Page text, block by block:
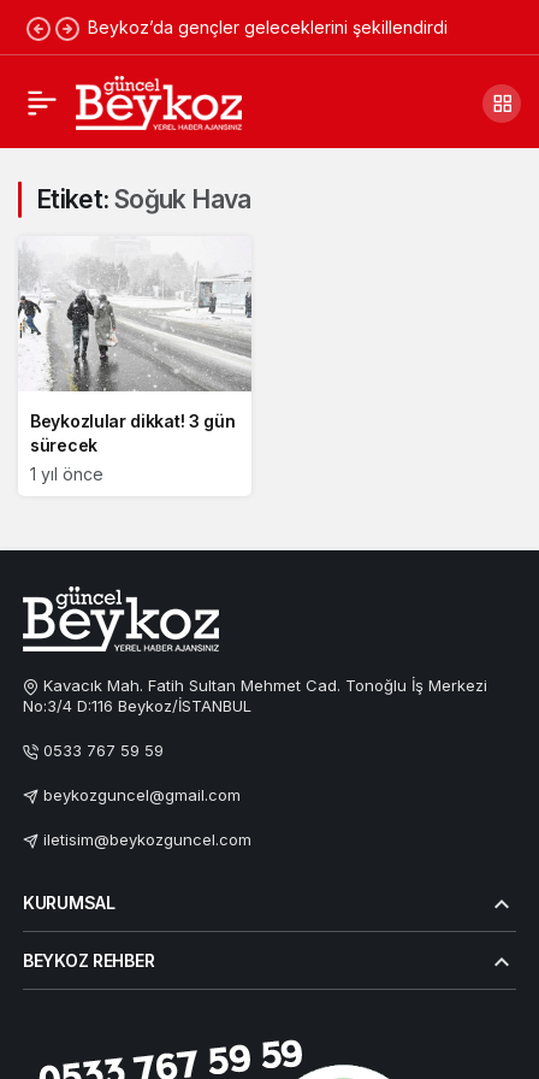
Beykoz’da gençler geleceklerini şekillendirdi
Etiket: Soğuk Hava
Beykozlular dikkat! 3 gün
sürecek
1 yıl önce
Kavacık Mah. Fatih Sultan Mehmet Cad. Tonoğlu İş Merkezi
No:3/4 D:116 Beykoz/İSTANBUL
0533 767 59 59
beykozguncel@gmail.com
iletisim@beykozguncel.com
KURUMSAL
BEYKOZ REHBER